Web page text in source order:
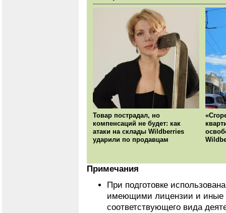
Товар пострадал, но
компенсаций не будет: как
атаки на склады Wildberries
ударили по продавцам
Примечания
При подготовке
имеющими лицензии и иные
соответствующего вида